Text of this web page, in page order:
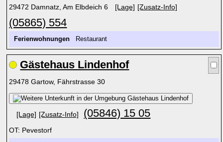
29472 Damnatz, Am Elbdeich 6 [Lage] [Zusatz-Info]
(05865) 554
Ferienwohnungen Restaurant
Gästehaus Lindenhof
29478 Gartow, Fährstrasse 30
[Lage] [Zusatz-Info] (05846) 15 05
OT: Pevestorf